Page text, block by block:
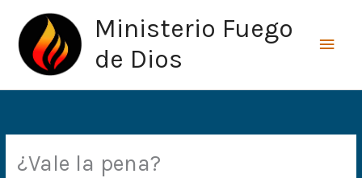
contenido
Ministerio Fuego
de Dios
¿Vale la pena?